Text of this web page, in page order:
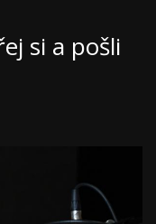
si a pošli